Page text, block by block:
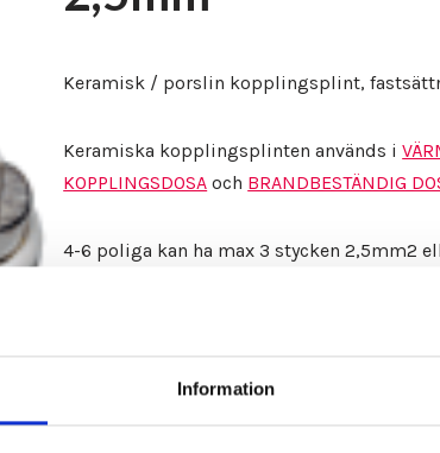
Information
Keramisk / porslin kopplingsplint,
Keramiska kopplingsplinten används i
KOPPLINGSDOSA och BRANDBESTÄNDIG
4-6 poliga kan ha max 3 stycken 2,5mm2
Keramiska kopplingsplinten är